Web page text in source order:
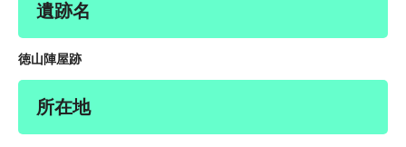
遺跡名
徳山陣屋跡
所在地